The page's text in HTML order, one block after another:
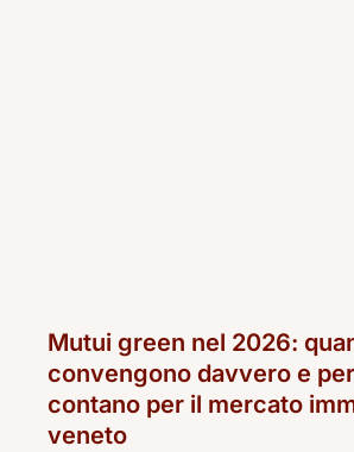
Mutui green nel 2026:
convengono davvero e
contano per il mercato
veneto